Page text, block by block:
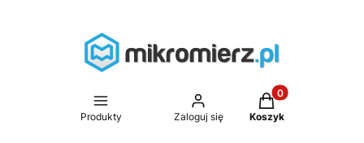
Produkty Zaloguj się
Produkty w
Koszyk